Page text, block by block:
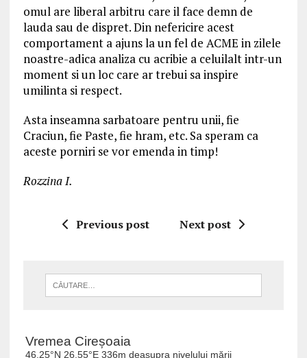
omul are liberal arbitru care il face demn de
lauda sau de dispret. Din nefericire acest
comportament a ajuns la un fel de ACME in zilele
noastre-adica analiza cu acribie a celuilalt intr-un
moment si un loc care ar trebui sa inspire
umilinta si respect.
Asta inseamna sarbatoare pentru unii, fie
Craciun, fie Paste, fie hram, etc. Sa speram ca
aceste porniri se vor emenda in timp!
Rozzina I.
Previous post Next post